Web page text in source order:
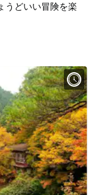
うどいい冒険を楽